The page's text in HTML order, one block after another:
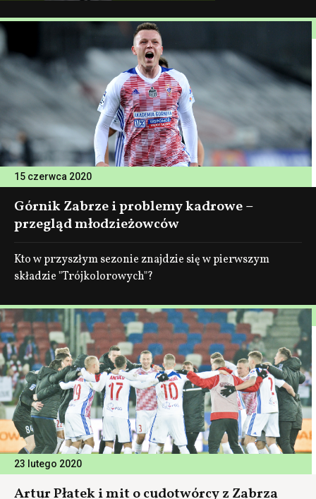
15 czerwca 2020
Górnik Zabrze i problemy kadrowe –
przegląd młodzieżowców
Kto w przyszłym sezonie znajdzie się w pierwszym
składzie "Trójkolorowych"?
23 lutego 2020
Artur Płatek i mit o cudotwórcy z Zabrza